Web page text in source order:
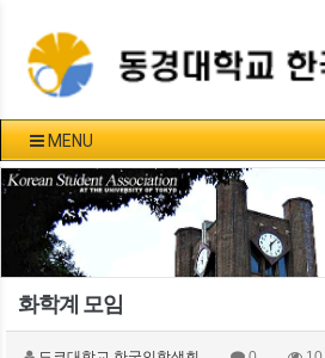
MENU
화학계 모임